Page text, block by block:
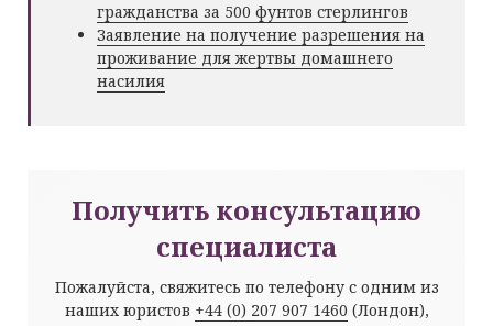
гражданства за 500 фунтов стерлингов
Заявление на получение разрешения на
проживание для жертвы домашнего
насилия
Получить консультацию
специалиста
Пожалуйста, свяжитесь по телефону с одним из
наших юристов +44 (0) 207 907 1460 (Лондон),